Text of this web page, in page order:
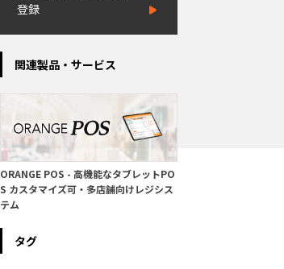
登録
関連製品・サービス
ORANGE POS - 高機能なタブレットPO
S カスタマイズ可・多店舗向けレジシス
テム
タグ